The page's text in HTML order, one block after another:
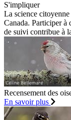
S'impliquer
La science citoyenne
Canada. Participer à
de suivi contribue à
Recensement des
En savoir plus